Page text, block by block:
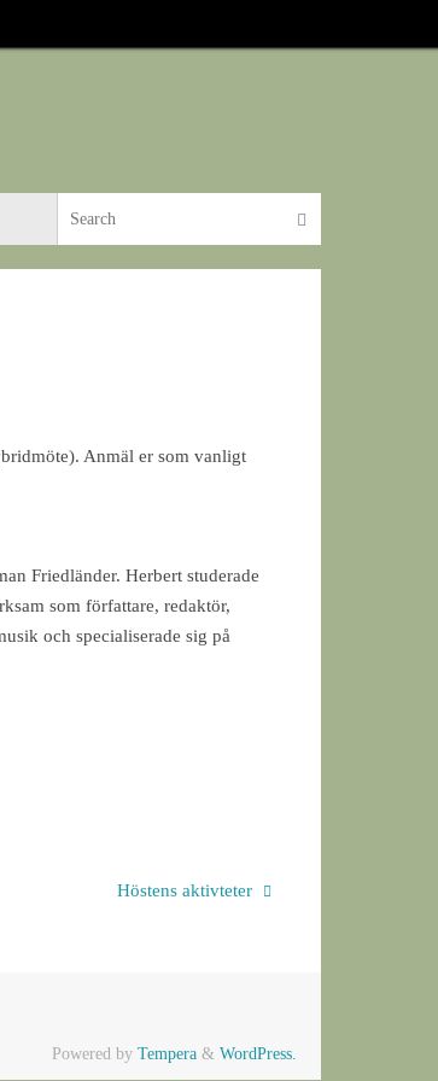
Search
Anmäl er som vanligt
Friedländer. Herbert studerade
som författare, redaktör,
och specialiserade sig på
Höstens aktivteter
Powered by Tempera & WordPress.